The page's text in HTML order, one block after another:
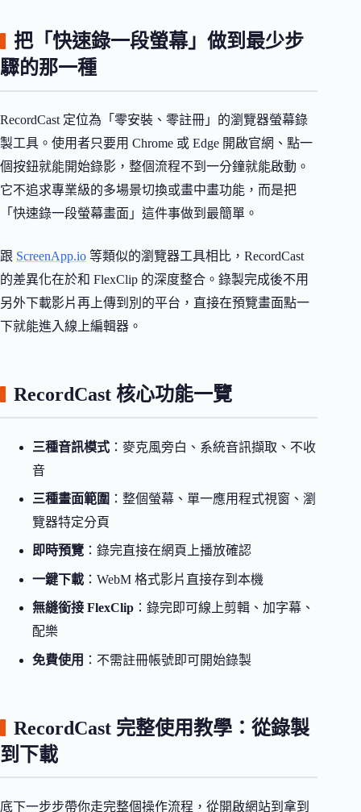
把「快速錄一段螢幕」做到最少步
驟的那一種
RecordCast 定位為「零安裝、零註冊」的瀏覽器螢幕錄
製工具。使用者只要用 Chrome 或 Edge 開啟官網、點一
個按鈕就能開始錄影，整個流程不到一分鐘就能啟動。
它不追求專業級的多場景切換或畫中畫功能，而是把
「快速錄一段螢幕畫面」這件事做到最簡單。
跟 ScreenApp.io 等類似的瀏覽器工具相比，RecordCast
的差異化在於和 FlexClip 的深度整合。錄製完成後不用
另外下載影片再上傳到別的平台，直接在預覽畫面點一
下就能進入線上編輯器。
RecordCast 核心功能一覽
三種音訊模式 ：麥克風旁白、系統音訊擷取、不收
音
三種畫面範圍 ：整個螢幕、單一應用程式視窗、瀏
覽器特定分頁
即時預覽 ：錄完直接在網頁上播放確認
一鍵下載 ：WebM 格式影片直接存到本機
無縫銜接 FlexClip ：錄完即可線上剪輯、加字幕、
配樂
免費使用 ：不需註冊帳號即可開始錄製
RecordCast 完整使用教學：從錄製
到下載
底下一步步帶你走完整個操作流程，從開啟網站到拿到